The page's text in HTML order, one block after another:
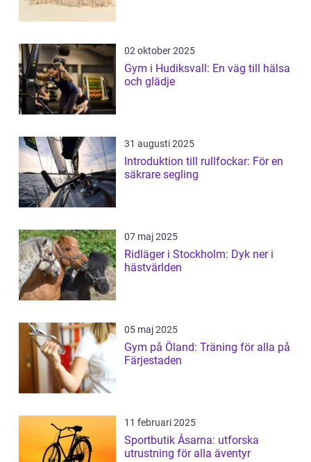
02 oktober 2025
Gym i Hudiksvall: En väg till hälsa
och glädje
31 augusti 2025
Introduktion till rullfockar: För en
säkrare segling
07 maj 2025
Ridläger i Stockholm: Dyk ner i
hästvärlden
05 maj 2025
Gym på Öland: Träning för alla på
Färjestaden
11 februari 2025
Sportbutik Åsarna: utforska
utrustning för alla äventyr